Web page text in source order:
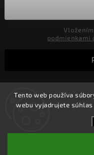
Tento web používa
webu vyjadrujete
Zľavy pre
košíku Zľavu 5%! Nie
zľavami.
podmienkami
Copyright 2026